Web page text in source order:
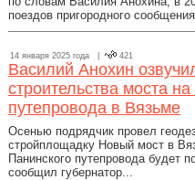
поездов пригородного
14 января 2025 года | 421
Василий Анохин
строительства моста
путепровода в Вязьме
Осенью подрядчик провел
стройплощадку Новый мост в
Панинского путепровода будет
сообщил губернатор...